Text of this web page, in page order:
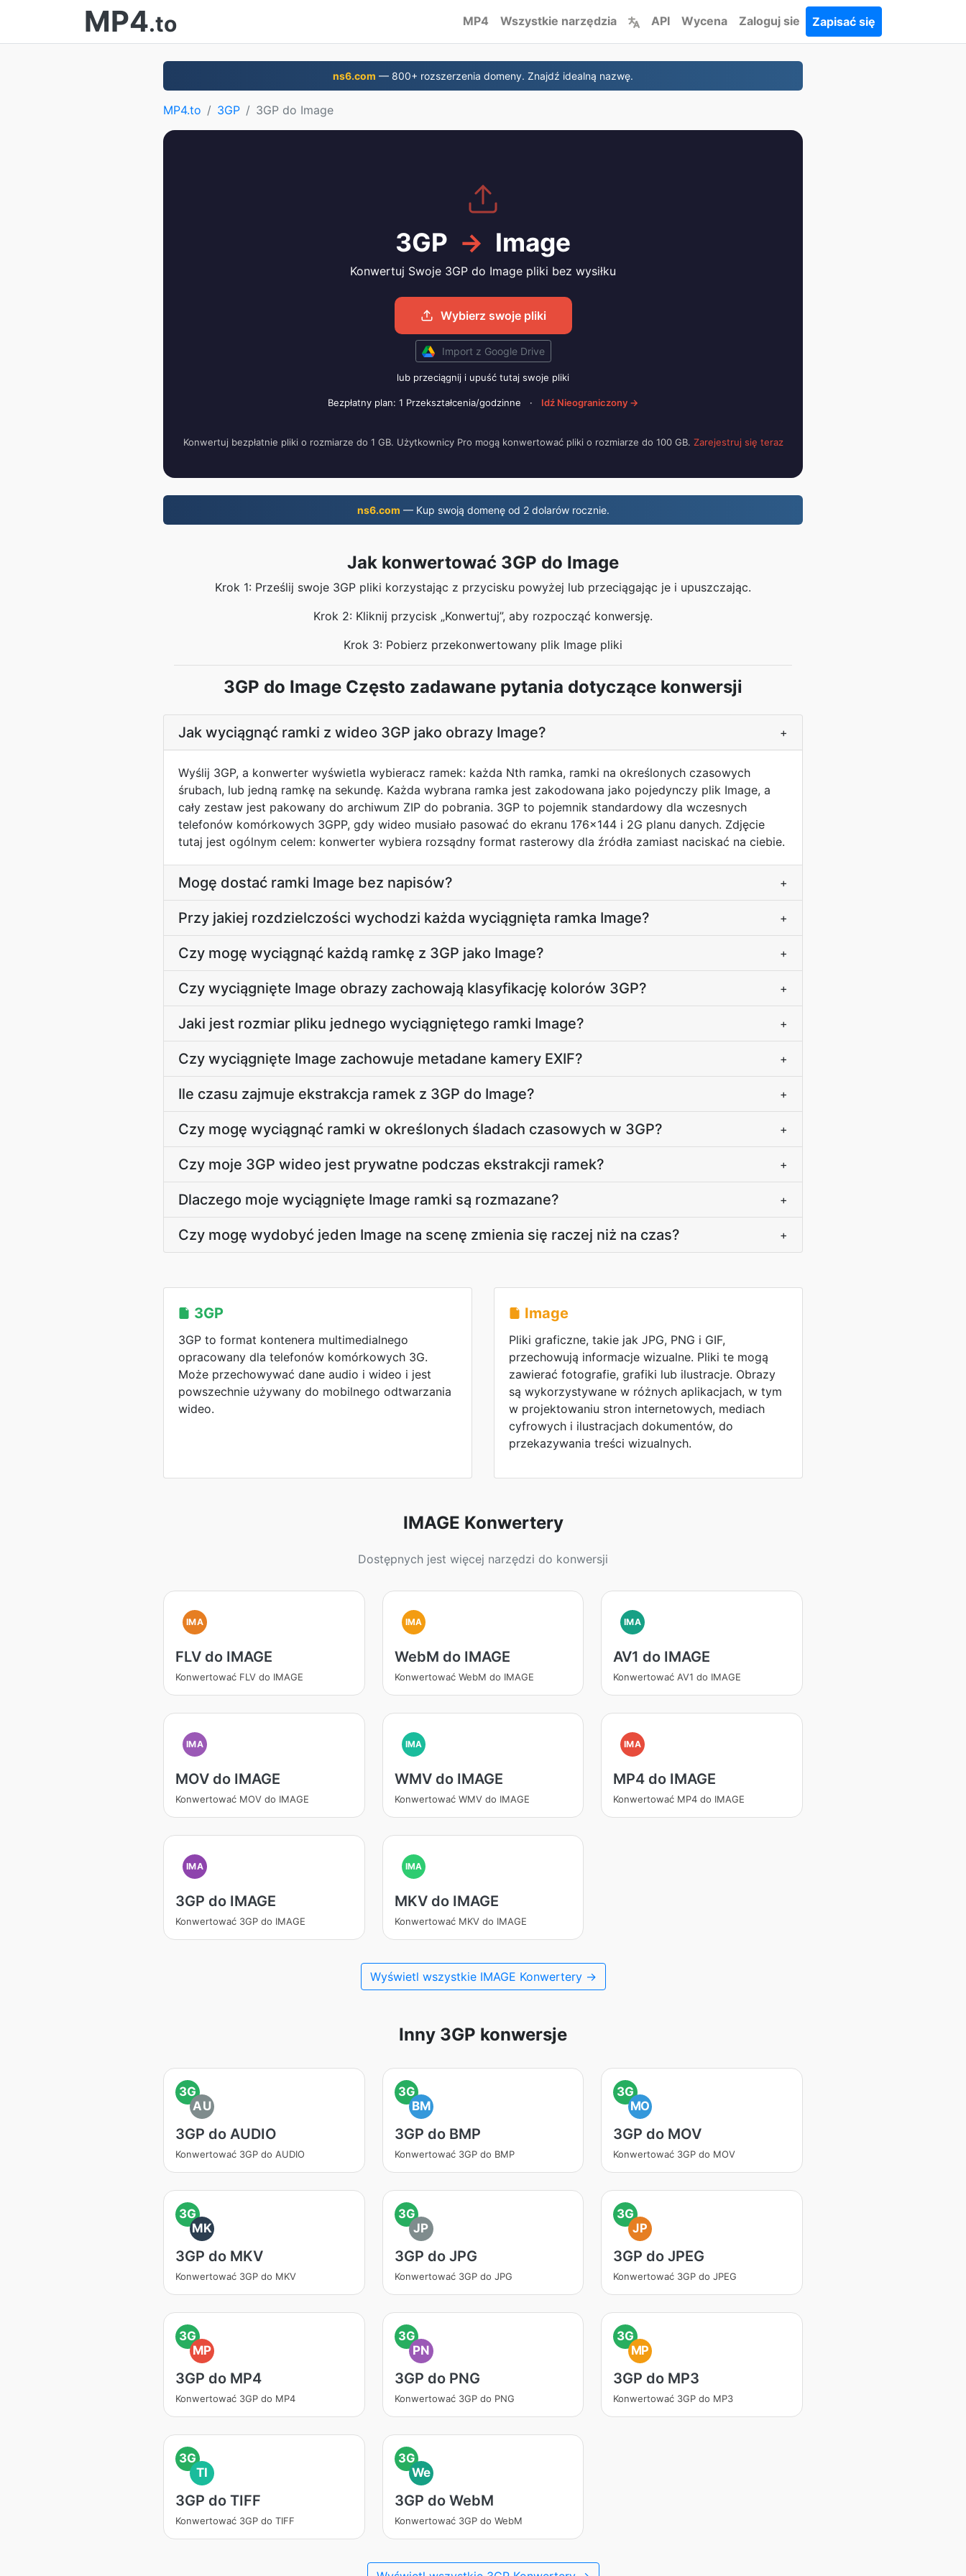
MP4.to MP4 Wszystkie narzędzia API Wycena Zaloguj sie Zapisać się
ns6.com — 800+ rozszerzenia domeny. Znajdź idealną nazwę.
MP4.to 3GP 3GP do Image
3GP → Image
Konwertuj Swoje 3GP do Image pliki bez wysiłku
Wybierz swoje pliki
Import z Google Drive
lub przeciągnij i upuść tutaj swoje pliki
Bezpłatny plan: 1 Przekształcenia/godzinne · Idź Nieograniczony →
Konwertuj bezpłatnie pliki o rozmiarze do 1 GB. Użytkownicy Pro mogą konwertować pliki o rozmiarze do 100 GB. Zarejestruj się teraz
ns6.com — Kup swoją domenę od 2 dolarów rocznie.
Jak konwertować 3GP do Image
Krok 1: Prześlij swoje 3GP pliki korzystając z przycisku powyżej lub przeciągając je i upuszczając.
Krok 2: Kliknij przycisk „Konwertuj”, aby rozpocząć konwersję.
Krok 3: Pobierz przekonwertowany plik Image pliki
3GP do Image Często zadawane pytania dotyczące konwersji
Jak wyciągnąć ramki z wideo 3GP jako obrazy Image? +
Wyślij 3GP, a konwerter wyświetla wybieracz ramek: każda Nth ramka, ramki na określonych czasowych
śrubach, lub jedną ramkę na sekundę. Każda wybrana ramka jest zakodowana jako pojedynczy plik Image, a
cały zestaw jest pakowany do archiwum ZIP do pobrania. 3GP to pojemnik standardowy dla wczesnych
telefonów komórkowych 3GPP, gdy wideo musiało pasować do ekranu 176x144 i 2G planu danych. Zdjęcie
tutaj jest ogólnym celem: konwerter wybiera rozsądny format rasterowy dla źródła zamiast naciskać na ciebie.
Mogę dostać ramki Image bez napisów? +
Przy jakiej rozdzielczości wychodzi każda wyciągnięta ramka Image? +
Czy mogę wyciągnąć każdą ramkę z 3GP jako Image? +
Czy wyciągnięte Image obrazy zachowają klasyfikację kolorów 3GP? +
Jaki jest rozmiar pliku jednego wyciągniętego ramki Image? +
Czy wyciągnięte Image zachowuje metadane kamery EXIF? +
Ile czasu zajmuje ekstrakcja ramek z 3GP do Image? +
Czy mogę wyciągnąć ramki w określonych śladach czasowych w 3GP? +
Czy moje 3GP wideo jest prywatne podczas ekstrakcji ramek? +
Dlaczego moje wyciągnięte Image ramki są rozmazane? +
Czy mogę wydobyć jeden Image na scenę zmienia się raczej niż na czas? +
3GP
3GP to format kontenera multimedialnego
opracowany dla telefonów komórkowych 3G.
Może przechowywać dane audio i wideo i jest
powszechnie używany do mobilnego odtwarzania
wideo.
Image
Pliki graficzne, takie jak JPG, PNG i GIF,
przechowują informacje wizualne. Pliki te mogą
zawierać fotografie, grafiki lub ilustracje. Obrazy
są wykorzystywane w różnych aplikacjach, w tym
w projektowaniu stron internetowych, mediach
cyfrowych i ilustracjach dokumentów, do
przekazywania treści wizualnych.
IMAGE Konwertery
Dostępnych jest więcej narzędzi do konwersji
IMA
FLV do IMAGE
Konwertować FLV do IMAGE
IMA
WebM do IMAGE
Konwertować WebM do IMAGE
IMA
AV1 do IMAGE
Konwertować AV1 do IMAGE
IMA
MOV do IMAGE
Konwertować MOV do IMAGE
IMA
WMV do IMAGE
Konwertować WMV do IMAGE
IMA
MP4 do IMAGE
Konwertować MP4 do IMAGE
IMA
3GP do IMAGE
Konwertować 3GP do IMAGE
IMA
MKV do IMAGE
Konwertować MKV do IMAGE
Wyświetl wszystkie IMAGE Konwertery →
Inny 3GP konwersje
3G
AU
3GP do AUDIO
Konwertować 3GP do AUDIO
3G
BM
3GP do BMP
Konwertować 3GP do BMP
3G
MO
3GP do MOV
Konwertować 3GP do MOV
3G
MK
3GP do MKV
Konwertować 3GP do MKV
3G
JP
3GP do JPG
Konwertować 3GP do JPG
3G
JP
3GP do JPEG
Konwertować 3GP do JPEG
3G
MP
3GP do MP4
Konwertować 3GP do MP4
3G
PN
3GP do PNG
Konwertować 3GP do PNG
3G
MP
3GP do MP3
Konwertować 3GP do MP3
3G
TI
3GP do TIFF
Konwertować 3GP do TIFF
3G
We
3GP do WebM
Konwertować 3GP do WebM